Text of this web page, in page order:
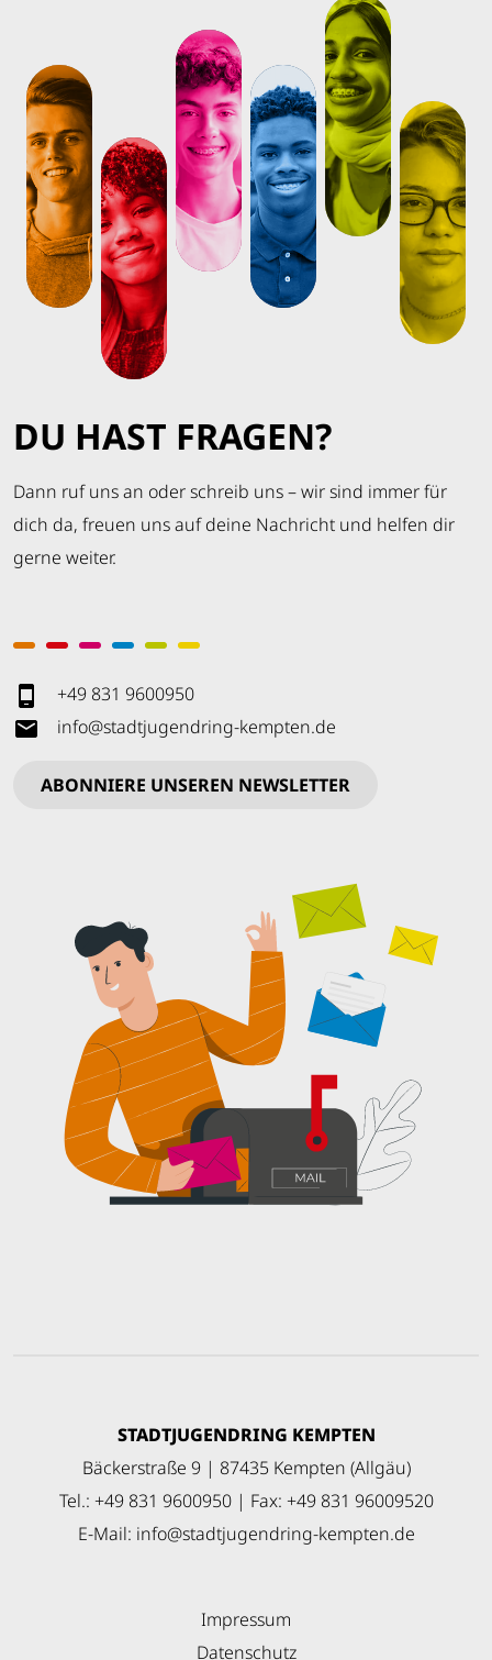
DU HAST FRAGEN?
Dann ruf uns an oder schreib uns – wir sind immer für
dich da, freuen uns auf deine Nachricht und helfen dir
gerne weiter.
+49 831 9600950
info@stadtjugendring-kempten.de
ABONNIERE UNSEREN NEWSLETTER
STADTJUGENDRING KEMPTEN
Bäckerstraße 9 | 87435 Kempten (Allgäu)
Tel.: +49 831 9600950 | Fax: +49 831 96009520
E-Mail: info@stadtjugendring-kempten.de
Impressum
Datenschutz